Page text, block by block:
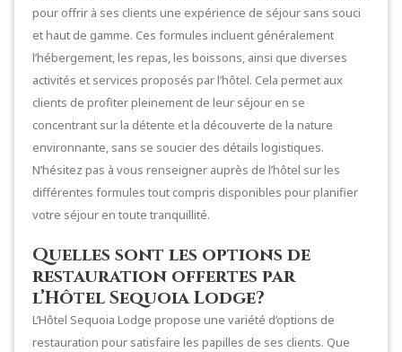
pour offrir à ses clients une expérience de séjour sans souci
et haut de gamme. Ces formules incluent généralement
l’hébergement, les repas, les boissons, ainsi que diverses
activités et services proposés par l’hôtel. Cela permet aux
clients de profiter pleinement de leur séjour en se
concentrant sur la détente et la découverte de la nature
environnante, sans se soucier des détails logistiques.
N’hésitez pas à vous renseigner auprès de l’hôtel sur les
différentes formules tout compris disponibles pour planifier
votre séjour en toute tranquillité.
Quelles sont les options de
restauration offertes par
l’Hôtel Sequoia Lodge?
L’Hôtel Sequoia Lodge propose une variété d’options de
restauration pour satisfaire les papilles de ses clients. Que